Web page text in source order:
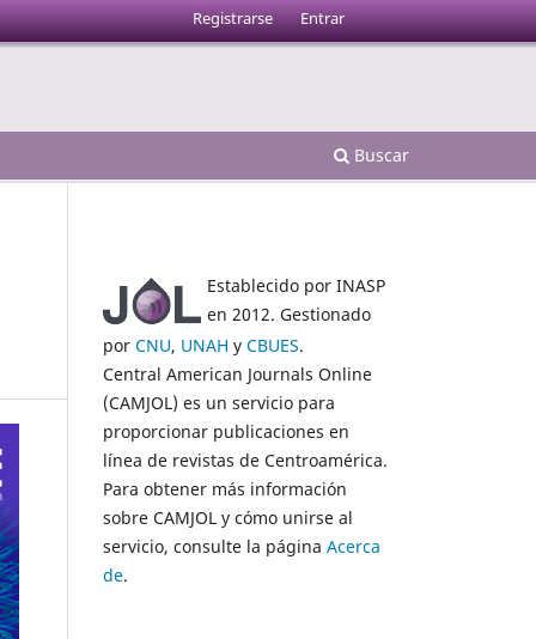
Buscar
Registrarse Entrar
Establecido por INASP
en 2012. Gestionado
por CNU, UNAH y CBUES.
Central American Journals Online
(CAMJOL) es un servicio para
proporcionar publicaciones en
línea de revistas de Centroamérica.
Para obtener más información
sobre CAMJOL y cómo unirse al
servicio, consulte la página Acerca
de.